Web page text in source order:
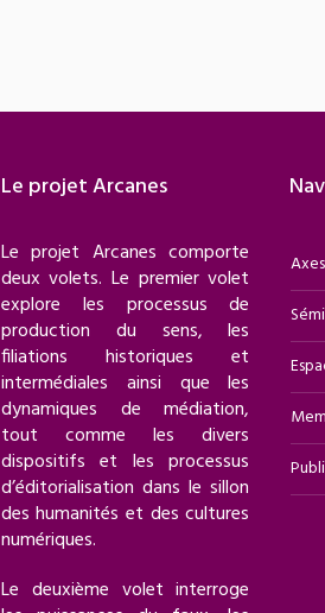
Le projet Arcanes
Le projet Arcanes comporte
deux volets. Le premier volet
explore les processus de
production du sens, les
filiations historiques et
intermédiales ainsi que les
dynamiques de médiation,
tout comme les divers
dispositifs et les processus
d’éditorialisation dans le sillon
des humanités et des cultures
numériques.
Le deuxième volet interroge